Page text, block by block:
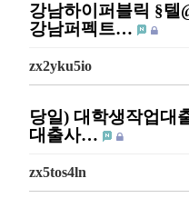
강남하이퍼블릭 §텔
강남퍼펙트…
zx2yku5io
당일) 대학생작업대
대출사…
zx5tos4ln